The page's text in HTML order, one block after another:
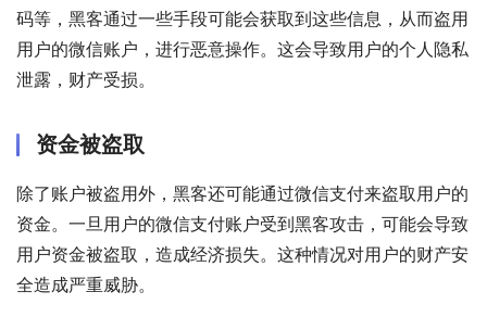
码等，黑客通过一些手段可能会获取到这些信息，从而盗用
用户的微信账户，进行恶意操作。这会导致用户的个人隐私
泄露，财产受损。
资金被盗取
除了账户被盗用外，黑客还可能通过微信支付来盗取用户的
资金。一旦用户的微信支付账户受到黑客攻击，可能会导致
用户资金被盗取，造成经济损失。这种情况对用户的财产安
全造成严重威胁。